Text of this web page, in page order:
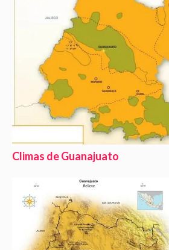
Climas de Guanajuato